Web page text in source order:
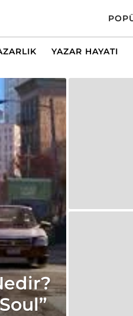
YAZAR HAYATI